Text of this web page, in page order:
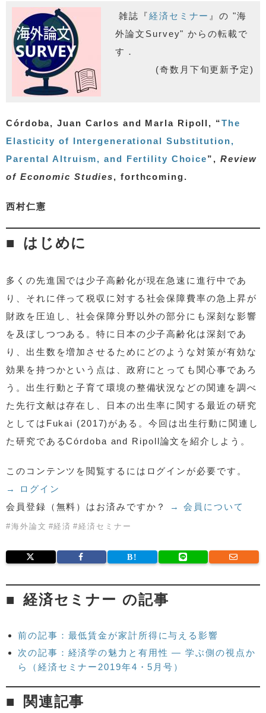
雑誌『経済セミナー 』の "海
外論文Survey" からの転載で
す．
(奇数月下旬更新予定)
Córdoba, Juan Carlos and Marla Ripoll, “The
Elasticity of Intergenerational Substitution,
Parental Altruism, and Fertility Choice”, Review
of Economic Studies, forthcoming.
西村仁憲
はじめに
多くの先進国では少子高齢化が現在急速に進行中であ
り、それに伴って税収に対する社会保障費率の急上昇が
財政を圧迫し、社会保障分野以外の部分にも深刻な影響
を及ぼしつつある。特に日本の少子高齢化は深刻であ
り、出生数を増加させるためにどのような対策が有効な
効果を持つかという点は、政府にとっても関心事であろ
う。出生行動と子育て環境の整備状況などの関連を調べ
た先行文献は存在し、日本の出生率に関する最近の研究
としてはFukai (2017)がある。今回は出生行動に関連し
た研究であるCórdoba and Ripoll論文を紹介しよう。
このコンテンツを閲覧するにはログインが必要です。
→ ログイン
会員登録（無料）はお済みですか？
→ 会員について
#海外論文 #経済 #経済セミナー
経済セミナー の記事
前の記事：最低賃金が家計所得に与える影響
次の記事：経済学の魅力と有用性 — 学ぶ側の視点か
ら（経済セミナー2019年4・5月号）
関連記事